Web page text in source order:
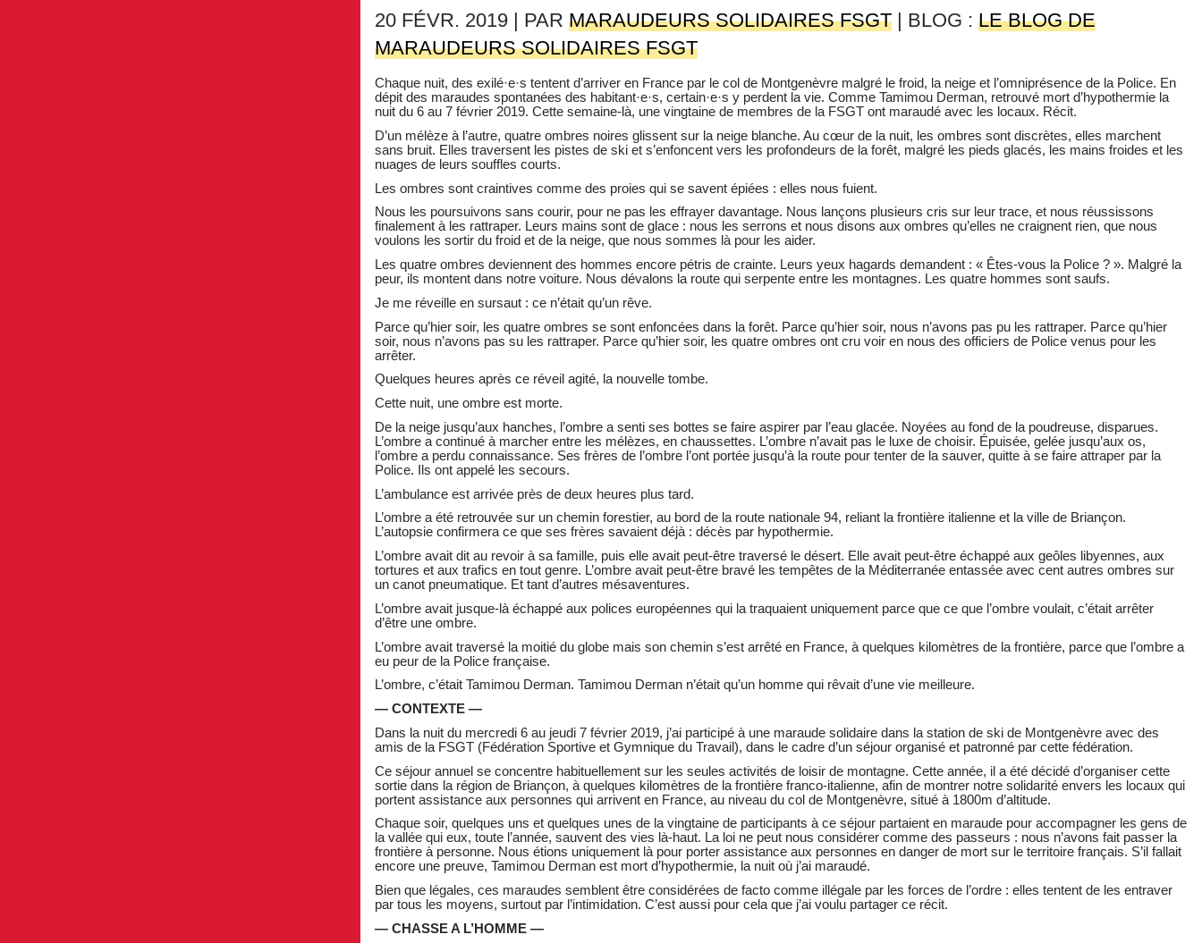
20 FÉVR. 2019 | PARMARAUDEURS SOLIDAIRES FSGT | BLOG :LE BLOG DE
MARAUDEURS SOLIDAIRES FSGT
Chaque nuit, des exilé·e·s tentent d’arriver en France par le col de Montgenèvre malgré le froid, la neige et l’omniprésence de la Police. En
dépit des maraudes spontanées des habitant·e·s, certain·e·s y perdent la vie. Comme Tamimou Derman, retrouvé mort d’hypothermie la
nuit du 6 au 7 février 2019. Cette semaine-là, une vingtaine de membres de la FSGT ont maraudé avec les locaux. Récit.
D’un mélèze à l’autre, quatre ombres noires glissent sur la neige blanche. Au cœur de la nuit, les ombres sont discrètes, elles marchent
sans bruit. Elles traversent les pistes de ski et s’enfoncent vers les profondeurs de la forêt, malgré les pieds glacés, les mains froides et les
nuages de leurs souffles courts.
Les ombres sont craintives comme des proies qui se savent épiées : elles nous fuient.
Nous les poursuivons sans courir, pour ne pas les effrayer davantage. Nous lançons plusieurs cris sur leur trace, et nous réussissons
finalement à les rattraper. Leurs mains sont de glace : nous les serrons et nous disons aux ombres qu’elles ne craignent rien, que nous
voulons les sortir du froid et de la neige, que nous sommes là pour les aider.
Les quatre ombres deviennent des hommes encore pétris de crainte. Leurs yeux hagards demandent : « Êtes-vous la Police ? ». Malgré la
peur, ils montent dans notre voiture. Nous dévalons la route qui serpente entre les montagnes. Les quatre hommes sont saufs.
Je me réveille en sursaut : ce n’était qu’un rêve.
Parce qu’hier soir, les quatre ombres se sont enfoncées dans la forêt. Parce qu’hier soir, nous n’avons pas pu les rattraper. Parce qu’hier
soir, nous n’avons pas su les rattraper. Parce qu’hier soir, les quatre ombres ont cru voir en nous des officiers de Police venus pour les
arrêter.
Quelques heures après ce réveil agité, la nouvelle tombe.
Cette nuit, une ombre est morte.
De la neige jusqu’aux hanches, l’ombre a senti ses bottes se faire aspirer par l’eau glacée. Noyées au fond de la poudreuse, disparues.
L’ombre a continué à marcher entre les mélèzes, en chaussettes. L’ombre n’avait pas le luxe de choisir. Épuisée, gelée jusqu’aux os,
l’ombre a perdu connaissance. Ses frères de l’ombre l’ont portée jusqu’à la route pour tenter de la sauver, quitte à se faire attraper par la
Police. Ils ont appelé les secours.
L’ambulance est arrivée près de deux heures plus tard.
L’ombre a été retrouvée sur un chemin forestier, au bord de la route nationale 94, reliant la frontière italienne et la ville de Briançon.
L’autopsie confirmera ce que ses frères savaient déjà : décès par hypothermie.
L’ombre avait dit au revoir à sa famille, puis elle avait peut-être traversé le désert. Elle avait peut-être échappé aux geôles libyennes, aux
tortures et aux trafics en tout genre. L’ombre avait peut-être bravé les tempêtes de la Méditerranée entassée avec cent autres ombres sur
un canot pneumatique. Et tant d’autres mésaventures.
L’ombre avait jusque-là échappé aux polices européennes qui la traquaient uniquement parce que ce que l’ombre voulait, c’était arrêter
d’être une ombre.
L’ombre avait traversé la moitié du globe mais son chemin s’est arrêté en France, à quelques kilomètres de la frontière, parce que l’ombre a
eu peur de la Police française.
L’ombre, c’était Tamimou Derman. Tamimou Derman n’était qu’un homme qui rêvait d’une vie meilleure.
— CONTEXTE —
Dans la nuit du mercredi 6 au jeudi 7 février 2019, j’ai participé à une maraude solidaire dans la station de ski de Montgenèvre avec des
amis de la FSGT (Fédération Sportive et Gymnique du Travail), dans le cadre d’un séjour organisé et patronné par cette fédération.
Ce séjour annuel se concentre habituellement sur les seules activités de loisir de montagne. Cette année, il a été décidé d’organiser cette
sortie dans la région de Briançon, à quelques kilomètres de la frontière franco-italienne, afin de montrer notre solidarité envers les locaux qui
portent assistance aux personnes qui arrivent en France, au niveau du col de Montgenèvre, situé à 1800m d’altitude.
Chaque soir, quelques uns et quelques unes de la vingtaine de participants à ce séjour partaient en maraude pour accompagner les gens de
la vallée qui eux, toute l’année, sauvent des vies là-haut. La loi ne peut nous considérer comme des passeurs : nous n’avons fait passer la
frontière à personne. Nous étions uniquement là pour porter assistance aux personnes en danger de mort sur le territoire français. S’il fallait
encore une preuve, Tamimou Derman est mort d’hypothermie, la nuit où j’ai maraudé.
Bien que légales, ces maraudes semblent être considérées de facto comme illégale par les forces de l’ordre : elles tentent de les entraver
par tous les moyens, surtout par l’intimidation. C’est aussi pour cela que j’ai voulu partager ce récit.
— CHASSE A L’HOMME —